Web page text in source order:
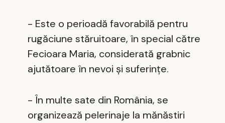
- Este o perioadă favorabilă pentru
rugăciune stăruitoare, în special către
Fecioara Maria, considerată grabnic
ajutătoare în nevoi și suferințe.
- În multe sate din România, se
organizează pelerinaje la mănăstiri